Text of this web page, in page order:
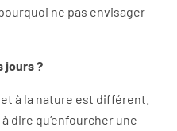
ne pas envisager
jours ?
à la nature est différent.
dire qu’enfourcher une